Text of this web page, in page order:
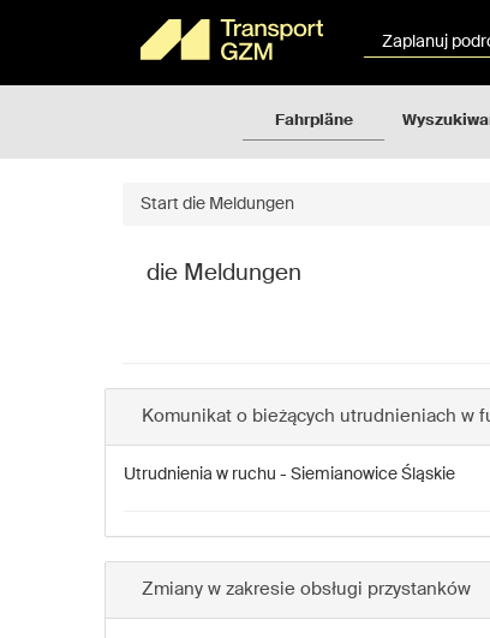
der
Zaplanuj
Fahrpläne
Start die Meldungen
die Meldungen
Komunikat o bieżących utrudnieniach w
Utrudnienia w ruchu - Siemianowice Śląskie
Zmiany w zakresie obsługi przystanków